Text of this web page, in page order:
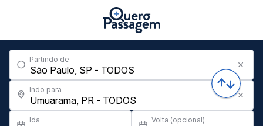
Partindo de
Indo para
Ida Volta (opcional)